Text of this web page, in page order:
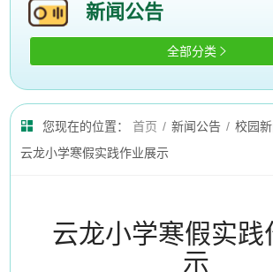
新闻公告
全部分类 
您现在的位置： 首页 / 新闻公告 / 校园
云龙小学寒假实践作业展示
云龙小学寒假实践
示